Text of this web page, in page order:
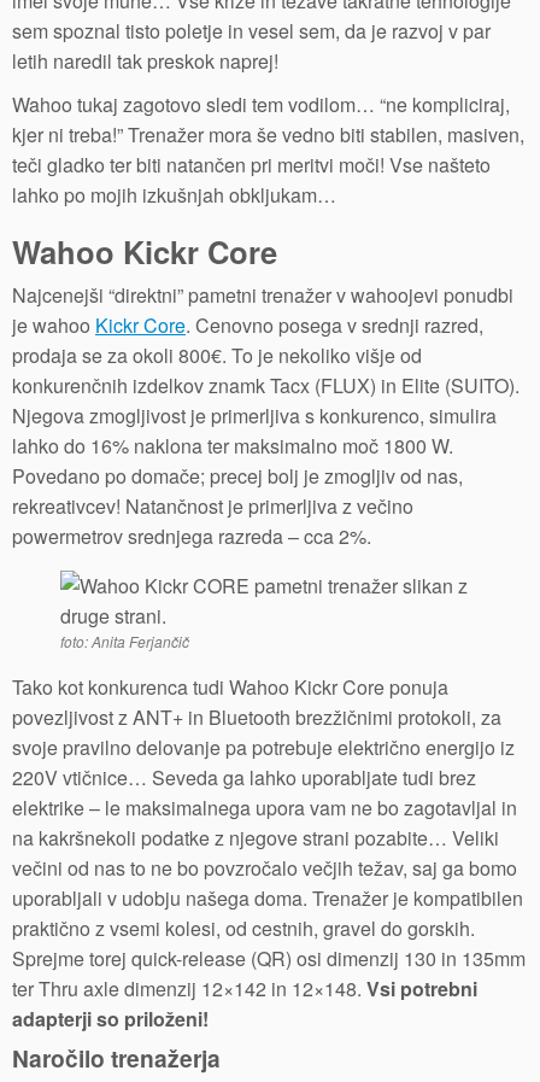
sem spoznal tisto poletje in vesel sem, da je razvoj v par
letih naredil tak preskok naprej!
Wahoo tukaj zagotovo sledi tem vodilom… “ne kompliciraj,
kjer ni treba!” Trenažer mora še vedno biti stabilen, masiven,
teči gladko ter biti natančen pri meritvi moči! Vse našteto
lahko po mojih izkušnjah obkljukam…
Wahoo Kickr Core
Najcenejši “direktni” pametni trenažer v wahoojevi ponudbi
je wahoo Kickr Core. Cenovno posega v srednji razred,
prodaja se za okoli 800€. To je nekoliko višje od
konkurenčnih izdelkov znamk Tacx (FLUX) in Elite (SUITO).
Njegova zmogljivost je primerljiva s konkurenco, simulira
lahko do 16% naklona ter maksimalno moč 1800 W.
Povedano po domače; precej bolj je zmogljiv od nas,
rekreativcev! Natančnost je primerljiva z večino
powermetrov srednjega razreda – cca 2%.
foto: Anita Ferjančič
Tako kot konkurenca tudi Wahoo Kickr Core ponuja
povezljivost z ANT+ in Bluetooth brezžičnimi protokoli, za
svoje pravilno delovanje pa potrebuje električno energijo iz
220V vtičnice… Seveda ga lahko uporabljate tudi brez
elektrike – le maksimalnega upora vam ne bo zagotavljal in
na kakršnekoli podatke z njegove strani pozabite… Veliki
večini od nas to ne bo povzročalo večjih težav, saj ga bomo
uporabljali v udobju našega doma. Trenažer je kompatibilen
praktično z vsemi kolesi, od cestnih, gravel do gorskih.
Sprejme torej quick-release (QR) osi dimenzij 130 in 135mm
ter Thru axle dimenzij 12×142 in 12×148. Vsi potrebni
adapterji so priloženi!
Naročilo trenažerja